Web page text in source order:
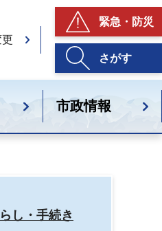
緊急・防災
さがす
市政情報
し・手続き